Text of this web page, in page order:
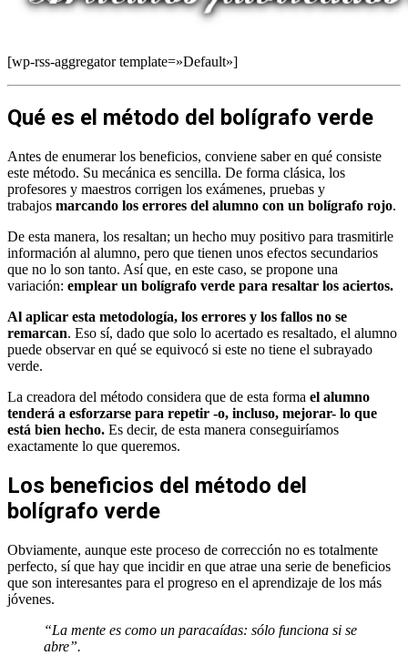
[wp-rss-aggregator template=»Default»]
Qué es el método del bolígrafo verde
Antes de enumerar los beneficios, conviene saber en qué consiste
este método. Su mecánica es sencilla. De forma clásica, los
profesores y maestros corrigen los exámenes, pruebas y
trabajos marcando los errores del alumno con un bolígrafo rojo.
De esta manera, los resaltan; un hecho muy positivo para trasmitirle
información al alumno, pero que tienen unos efectos secundarios
que no lo son tanto. Así que, en este caso, se propone una
variación: emplear un bolígrafo verde para resaltar los aciertos.
Al aplicar esta metodología, los errores y los fallos no se
remarcan. Eso sí, dado que solo lo acertado es resaltado, el alumno
puede observar en qué se equivocó si este no tiene el subrayado
verde.
La creadora del método considera que de esta forma el alumno
tenderá a esforzarse para repetir -o, incluso, mejorar- lo que
está bien hecho. Es decir, de esta manera conseguiríamos
exactamente lo que queremos.
Los beneficios del método del
bolígrafo verde
Obviamente, aunque este proceso de corrección no es totalmente
perfecto, sí que hay que incidir en que atrae una serie de beneficios
que son interesantes para el progreso en el aprendizaje de los más
jóvenes.
“La mente es como un paracaídas: sólo funciona si se
abre”.